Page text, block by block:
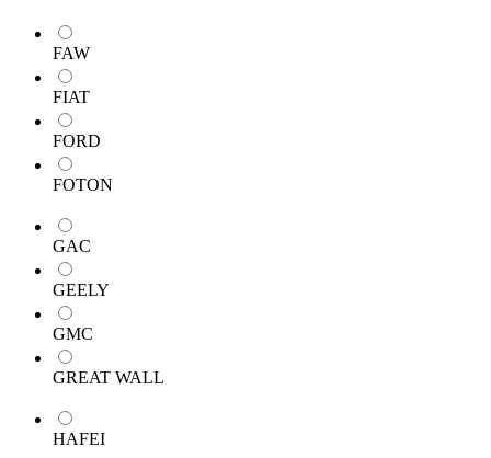
FAW
FIAT
FORD
FOTON
GAC
GEELY
GMC
GREAT WALL
HAFEI